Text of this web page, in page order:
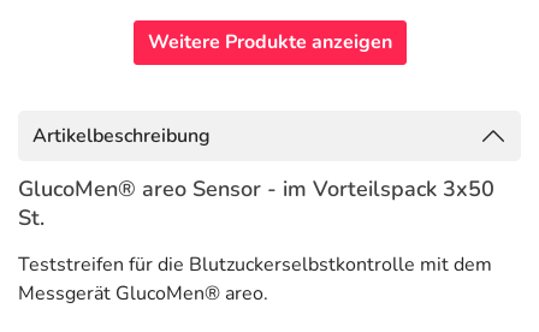
Weitere Produkte anzeigen
Artikelbeschreibung
GlucoMen® areo Sensor - im Vorteilspack 3x50
St.
Teststreifen für die Blutzuckerselbstkontrolle mit dem
Messgerät GlucoMen® areo.